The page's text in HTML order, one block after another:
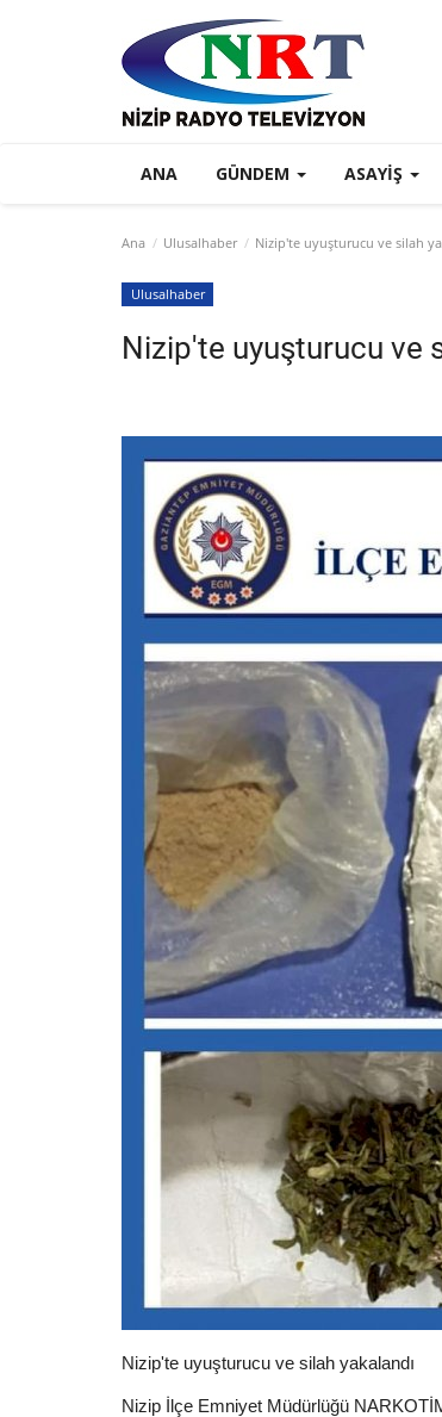
ANA GÜNDEM ASAYIŞ
Ana Ulusalhaber Nizip'te uyuşturucu ve silah
Ulusalhaber
Nizip'te uyuşturucu ve
Nizip'te uyuşturucu ve silah yakalandı
Nizip İlçe Emniyet Müdürlüğü